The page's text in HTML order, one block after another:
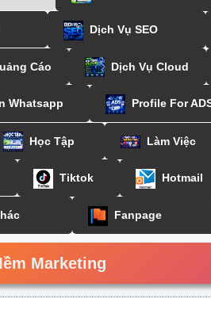
Dịch Vụ SEO
Cáo Dịch Vụ Cloud
Whatsapp Profile For
Học Tập Làm Việc
Tiktok Hotmail
Fanpage
Marketing